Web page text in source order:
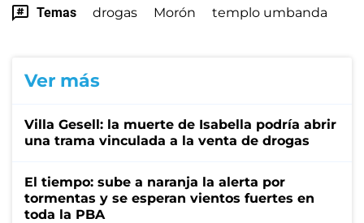
Temas drogas Morón templo umbanda
Ver más
Villa Gesell: la muerte de Isabella podría abrir
una trama vinculada a la venta de drogas
El tiempo: sube a naranja la alerta por
tormentas y se esperan vientos fuertes en
toda la PBA